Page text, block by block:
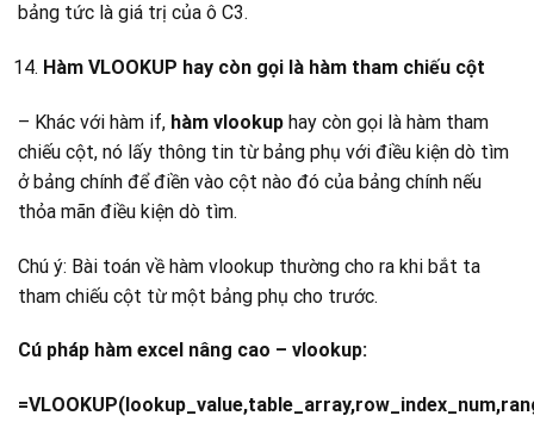
bảng tức là giá trị của ô C3.
Hàm VLOOKUP hay còn gọi là hàm tham chiếu cột
– Khác với hàm if, hàm vlookup hay còn gọi là hàm tham
chiếu cột, nó lấy thông tin từ bảng phụ với điều kiện dò tìm
ở bảng chính để điền vào cột nào đó của bảng chính nếu
thỏa mãn điều kiện dò tìm.
Chú ý: Bài toán về hàm vlookup thường cho ra khi bắt ta
tham chiếu cột từ một bảng phụ cho trước.
Cú pháp hàm excel nâng cao – vlookup: